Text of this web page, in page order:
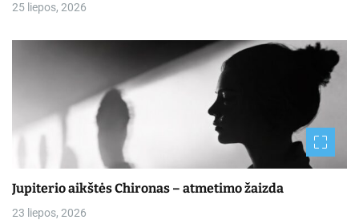
25 liepos, 2026
Jupiterio aikštės Chironas – atmetimo žaizda
23 liepos, 2026